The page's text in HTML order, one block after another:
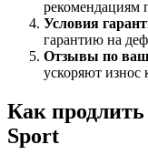
рекомендациям
Условия
гарантию на
Отзывы по
ускоряют
Как
Sport